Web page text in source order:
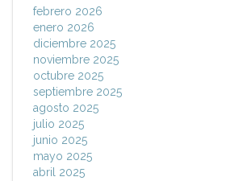
febrero 2026
enero 2026
diciembre 2025
noviembre 2025
octubre 2025
septiembre 2025
agosto 2025
julio 2025
junio 2025
mayo 2025
abril 2025